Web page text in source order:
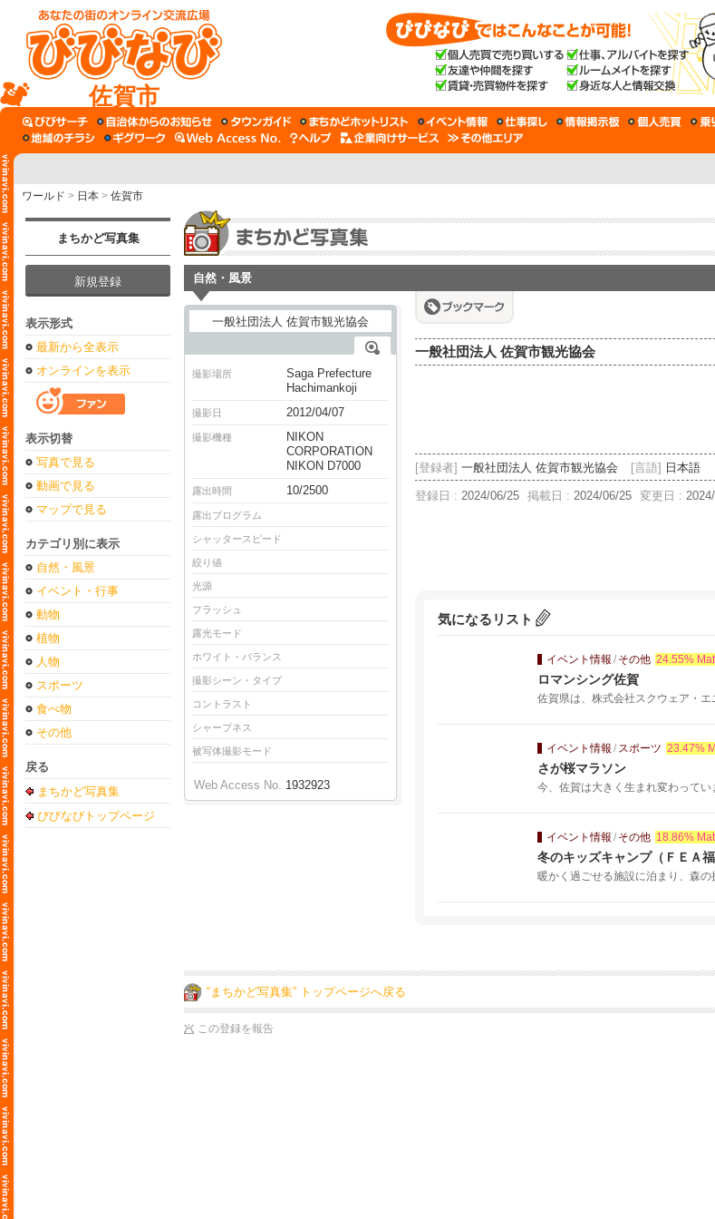
佐賀市
ワールド > 日本 > 佐賀市
まちかど写真集
新規登録
表示形式
最新から全表示
オンラインを表示
表示切替
写真で見る
動画で見る
マップで見る
カテゴリ別に表示
自然・風景
イベント・行事
動物
植物
人物
スポーツ
食べ物
その他
戻る
まちかど写真集
びびなびトップページ
自然・風景
撮影場所
Saga Prefecture
Hachimankoji
撮影日 2012/04/07
撮影機種
NIKON
CORPORATION
NIKON D7000
露出時間 10/2500
露出プログラム
シャッタースピード
絞り値
光源
フラッシュ
露光モード
ホワイト・バランス
撮影シーン・タイプ
コントラスト
シャープネス
被写体撮影モード
Web Access No. 1932923
一般社団法人 佐賀市観光協会
[登録者] 一般社団法人 佐賀市観光協会 [言語] 日本語
登録日 : 2024/06/25 掲載日 : 2024/06/25 変更日 :
気になるリスト
イベント情報 / その他 24.55%
ロマンシング佐賀
佐賀県は、株式会社スクウェア・
イベント情報 / スポーツ 23.47%
さが桜マラソン
今、佐賀は大きく生まれ変わって
イベント情報 / その他 18.86%
冬のキッズキャンプ（ＦＥＡ
暖かく過ごせる施設に泊まり、森
“まちかど写真集” トップページへ戻る
この登録を報告